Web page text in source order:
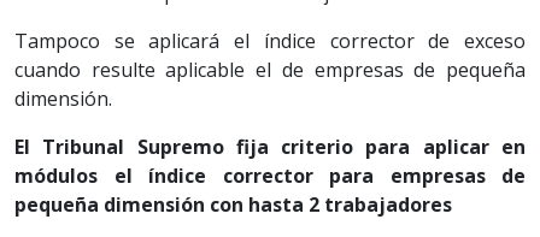
Tampoco se aplicará el índice corrector de exceso
cuando resulte aplicable el de empresas de pequeña
dimensión.
El Tribunal Supremo fija criterio para aplicar en
módulos el índice corrector para empresas de
pequeña dimensión con hasta 2 trabajadores